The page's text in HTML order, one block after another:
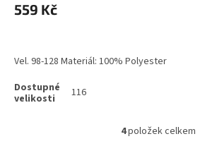
559 Kč
Vel. 98-128 Materiál: 100% Polyester
116
O
4položek celkem